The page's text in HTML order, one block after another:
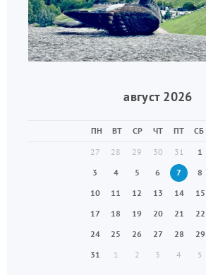
август 2026
ПН ВТ СР ЧТ ПТ СБ
27
28 29 30 31 1
3
4 5 6 7 8
10
11 12 13 14 15
17
18 19 20 21 22
24
25 26 27 28 29
31
1 2 3 4 5